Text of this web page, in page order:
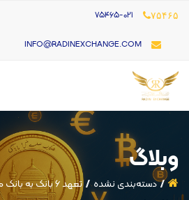
۷۵۴۶۵
INFO@RADINEXCHANGE.COM
وبلاگ
دسته‌بندی نشده
تعهد ۶ بانک به